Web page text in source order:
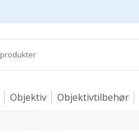
Objektiv Objektivtilbehør